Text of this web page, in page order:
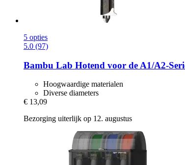
5 opties
5.0 (97)
Bambu Lab Hotend voor de A1/A2-​
Hoogwaardige materialen
Diverse diameters
€ 13,09
Bezorging uiterlijk op 12. augustus